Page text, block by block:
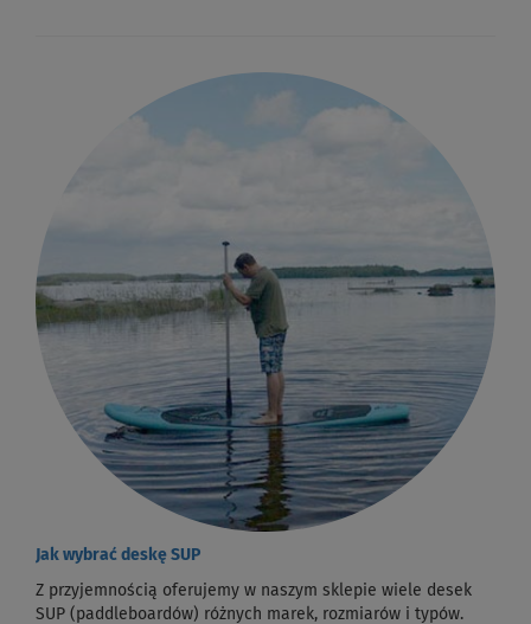
Jak wybrać deskę SUP
Z przyjemnością oferujemy w naszym sklepie wiele desek
SUP (paddleboardów) różnych marek, rozmiarów i typów.